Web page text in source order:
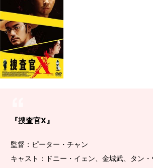
『捜査官X』
監督：ピーター・チャン
キャスト：ドニー・イェン、金城武、タン